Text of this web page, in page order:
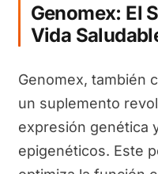
Genomex: El
Vida
Genomex, también
un suplemento
expresión genética
epigenéticos. Este